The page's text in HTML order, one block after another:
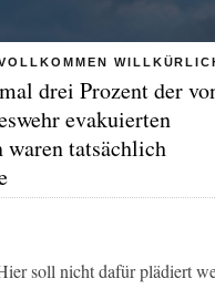
drei Prozent der
evakuierten
waren tatsächlich
soll nicht dafür plädiert